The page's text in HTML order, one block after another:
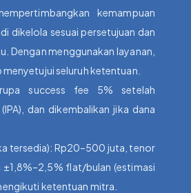
kemampuan
dikelola sesuai persetujuan dan
Dengan menggunakan layanan,
seluruh ketentuan.
success fee 5% setelah
dan dikembalikan jika dana
tersedia): Rp20–500 juta, tenor
±1,8%–2,5% flat/bulan (estimasi
ketentuan mitra.